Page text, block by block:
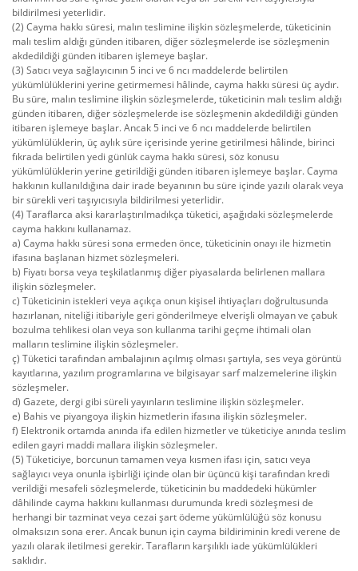
bildirilmesi yeterlidir.
(2) Cayma hakkı süresi, malın teslimine ilişkin sözleşmelerde, tüketicinin
malı teslim aldığı günden itibaren, diğer sözleşmelerde ise sözleşmenin
akdedildiği günden itibaren işlemeye başlar.
(3) Satıcı veya sağlayıcının 5 inci ve 6 ncı maddelerde belirtilen
yükümlülüklerini yerine getirmemesi hâlinde, cayma hakkı süresi üç aydır.
Bu süre, malın teslimine ilişkin sözleşmelerde, tüketicinin malı teslim aldığı
günden itibaren, diğer sözleşmelerde ise sözleşmenin akdedildiği günden
itibaren işlemeye başlar. Ancak 5 inci ve 6 ncı maddelerde belirtilen
yükümlülüklerin, üç aylık süre içerisinde yerine getirilmesi hâlinde, birinci
fıkrada belirtilen yedi günlük cayma hakkı süresi, söz konusu
yükümlülüklerin yerine getirildiği günden itibaren işlemeye başlar. Cayma
hakkının kullanıldığına dair irade beyanının bu süre içinde yazılı olarak veya
bir sürekli veri taşıyıcısıyla bildirilmesi yeterlidir.
(4) Taraflarca aksi kararlaştırılmadıkça tüketici, aşağıdaki sözleşmelerde
cayma hakkını kullanamaz.
a) Cayma hakkı süresi sona ermeden önce, tüketicinin onayı ile hizmetin
ifasına başlanan hizmet sözleşmeleri.
b) Fiyatı borsa veya teşkilatlanmış diğer piyasalarda belirlenen mallara
ilişkin sözleşmeler.
c) Tüketicinin istekleri veya açıkça onun kişisel ihtiyaçları doğrultusunda
hazırlanan, niteliği itibariyle geri gönderilmeye elverişli olmayan ve çabuk
bozulma tehlikesi olan veya son kullanma tarihi geçme ihtimali olan
malların teslimine ilişkin sözleşmeler.
ç) Tüketici tarafından ambalajının açılmış olması şartıyla, ses veya görüntü
kayıtlarına, yazılım programlarına ve bilgisayar sarf malzemelerine ilişkin
sözleşmeler.
d) Gazete, dergi gibi süreli yayınların teslimine ilişkin sözleşmeler.
e) Bahis ve piyangoya ilişkin hizmetlerin ifasına ilişkin sözleşmeler.
f) Elektronik ortamda anında ifa edilen hizmetler ve tüketiciye anında teslim
edilen gayri maddi mallara ilişkin sözleşmeler.
(5) Tüketiciye, borcunun tamamen veya kısmen ifası için, satıcı veya
sağlayıcı veya onunla işbirliği içinde olan bir üçüncü kişi tarafından kredi
verildiği mesafeli sözleşmelerde, tüketicinin bu maddedeki hükümler
dâhilinde cayma hakkını kullanması durumunda kredi sözleşmesi de
herhangi bir tazminat veya cezai şart ödeme yükümlülüğü söz konusu
olmaksızın sona erer. Ancak bunun için cayma bildiriminin kredi verene de
yazılı olarak iletilmesi gerekir. Tarafların karşılıklı iade yükümlülükleri
saklıdır.